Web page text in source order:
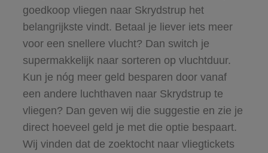
goedkoop vliegen naar Skrydstrup het
belangrijkste vindt. Betaal je liever iets meer
voor een snellere vlucht? Dan switch je
supermakkelijk naar sorteren op vluchtduur.
Kun je nóg meer geld besparen door vanaf
een andere luchthaven naar Skrydstrup te
vliegen? Dan geven wij die suggestie en zie je
direct hoeveel geld je met die optie bespaart.
Wij vinden dat de zoektocht naar vliegtickets